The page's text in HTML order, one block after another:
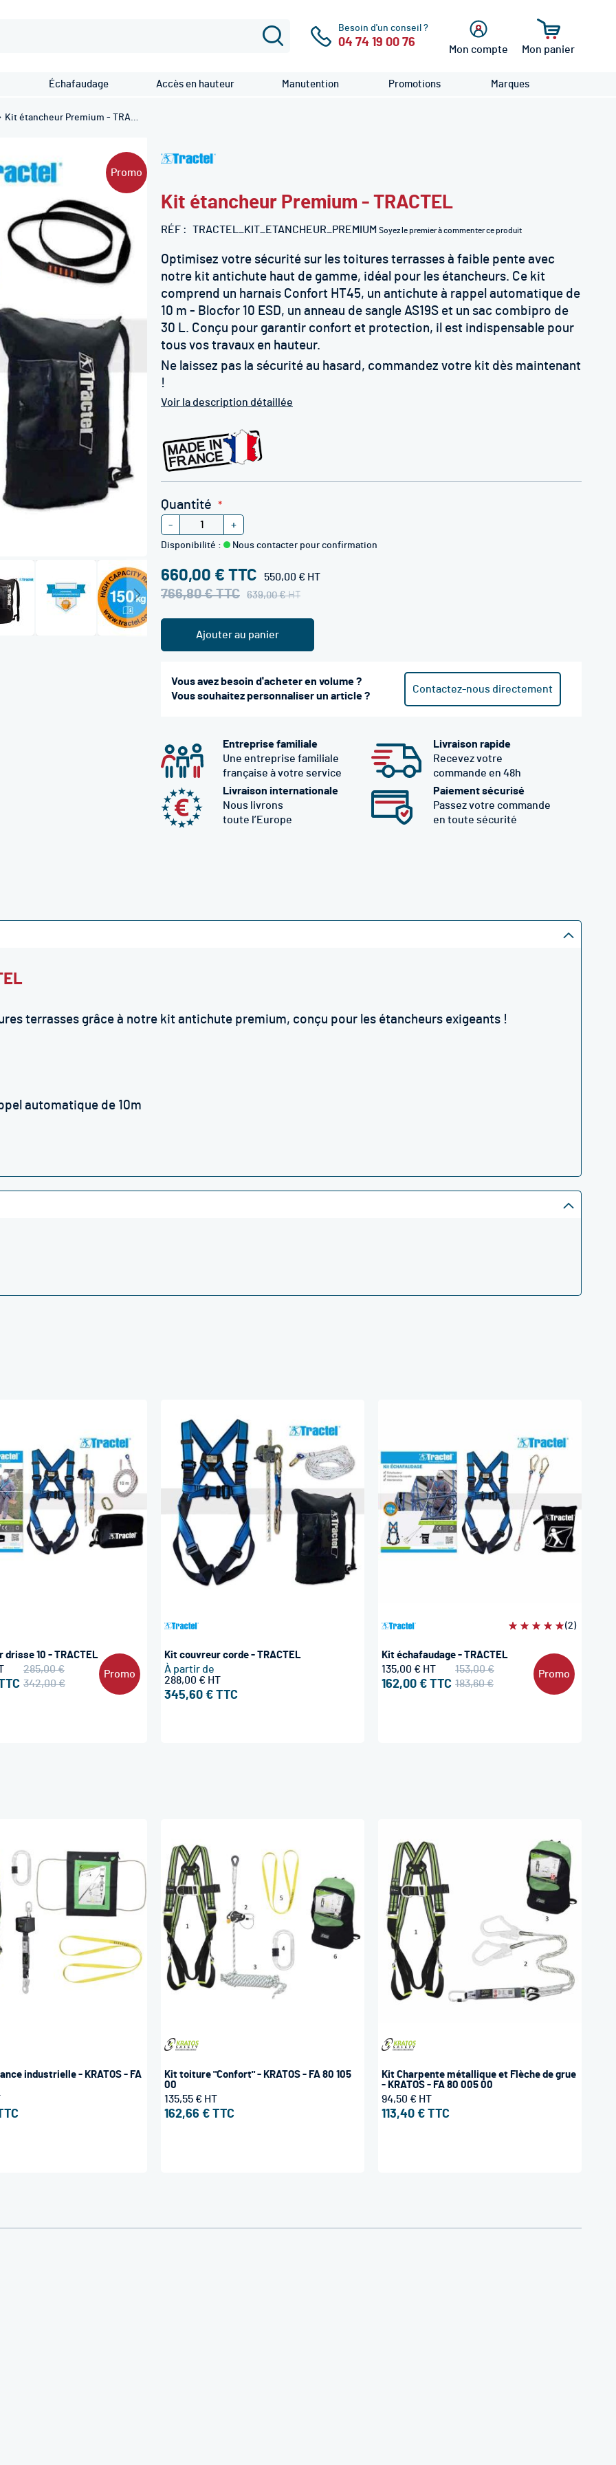
Besoin d'un conseil ?
04 74 19 00 76
Mon compte
connecter
Mon panier
Échafaudage Accès en hauteur Manutention Promotions Marques
Kit étancheur Premium - TRACTEL
Kit étancheur Premium - TRACTEL
RÉF TRACTEL_KIT_ETANCHEUR_PREMIUM Soyez le premier à commenter ce produit
Optimisez votre sécurité sur les toitures terrasses à faible pente avec
notre kit antichute haut de gamme, idéal pour les étancheurs. Ce kit
comprend un harnais Confort HT45, un antichute à rappel automatique de
10 m - Blocfor 10 ESD, un anneau de sangle AS19S et un sac combipro de
30 L. Conçu pour garantir confort et protection, il est indispensable pour
tous vos travaux en hauteur.
Ne laissez pas la sécurité au hasard, commandez votre kit dès maintenant
!
Voir la description détaillée
Quantité
- +
660,00 € 550,00 €
766,80 € 639,00 €
Disponibilité : Nous contacter pour confirmation
Ajouter au panier
Vous avez besoin d'acheter en volume ?
Vous souhaitez personnaliser un article ?
Contactez-nous directement
Entreprise familiale
Une entreprise familiale
française à votre service
Livraison rapide
Recevez votre
commande en 48h
Livraison internationale
Nous livrons
toute l’Europe
Paiement sécurisé
Passez votre commande
en toute sécurité
Promo
terrasses grâce à notre kit antichute premium, conçu pour les étancheurs exigeants !
automatique de 10m
Promo
drisse 10 - TRACTEL
342,00 €
285,00 €
Kit couvreur corde - TRACTEL
À partir de
345,60 €
288,00 €
Promo
Évaluation:(2)
Kit échafaudage - TRACTEL
162,00 €
135,00 €
183,60 €
153,00 €
industrielle - KRATOS - FA
Kit toiture "Confort" - KRATOS - FA 80 105
00
162,66 €
135,55 €
Kit Charpente métallique et Flèche de grue
- KRATOS - FA 80 005 00
113,40 €
94,50 €